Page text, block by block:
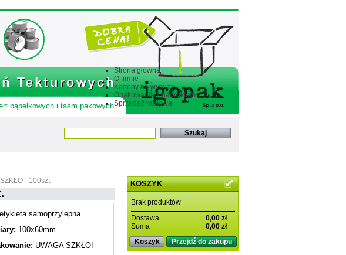
bąbelkowych i taśm pakowych
Strona główna
O firmie
Kartony na wymiar
Opakowania z nadrukiem
Sprzedaż hurtowa
- 100szt.
etykieta samoprzylepna
100x60mm
UWAGA SZKŁO!
KOSZYK
Brak produktów
Dostawa
0,00 zł
Suma
0,00 zł
Koszyk
Przejdź do zakupu